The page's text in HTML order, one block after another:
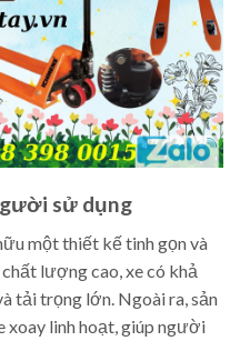
sử dụng
một thiết kế tinh gọn và
lượng cao, xe có khả
tải trọng lớn. Ngoài ra, sản
xoay linh hoạt, giúp người